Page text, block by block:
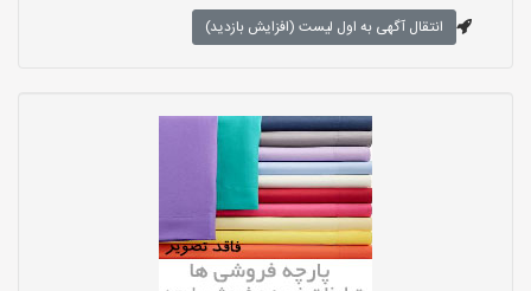
انتقال آگهی به اول لیست (افزایش بازدید)